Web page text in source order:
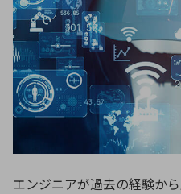
データセンタ
ミリ波レーダー
ブログ｜ここ
接着・接合
製品製造・加工
レーダ・衛星
レーザー・光学部品
特定用途向け・その他
E
I
J
M
N
Q
R
V
Y
Z
エンジニアが過去の経験か